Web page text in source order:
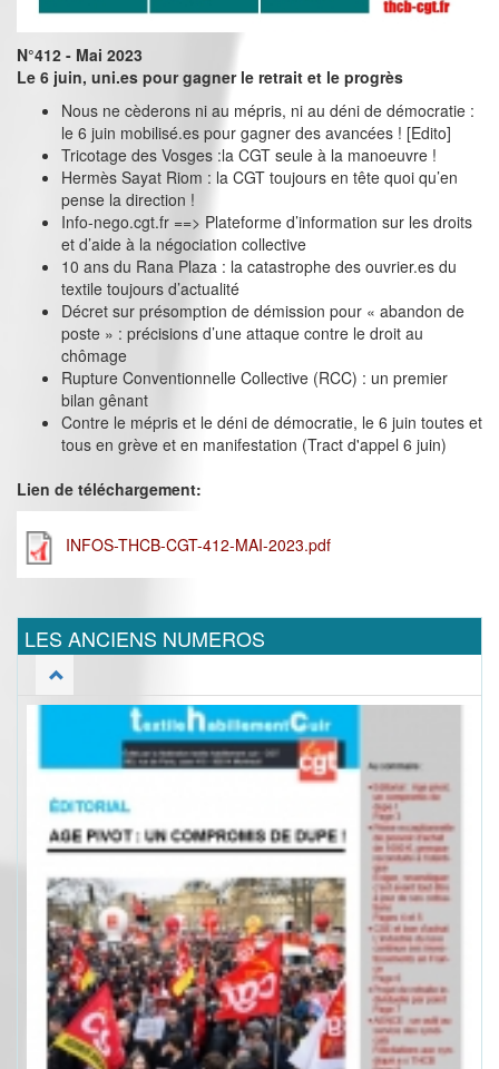
N°412 - Mai 2023
Le 6 juin, uni.es pour gagner le retrait et le progrès
Nous ne cèderons ni au mépris, ni au déni de démocratie :
le 6 juin mobilisé.es pour gagner des avancées ! [Edito]
Tricotage des Vosges :la CGT seule à la manoeuvre !
Hermès Sayat Riom : la CGT toujours en tête quoi qu’en
pense la direction !
Info-nego.cgt.fr ==> Plateforme d’information sur les droits
et d’aide à la négociation collective
10 ans du Rana Plaza : la catastrophe des ouvrier.es du
textile toujours d’actualité
Décret sur présomption de démission pour « abandon de
poste » : précisions d’une attaque contre le droit au
chômage
Rupture Conventionnelle Collective (RCC) : un premier
bilan gênant
Contre le mépris et le déni de démocratie, le 6 juin toutes et
tous en grève et en manifestation (Tract d'appel 6 juin)
Lien de téléchargement:
INFOS-THCB-CGT-412-MAI-2023.pdf
LES ANCIENS NUMEROS